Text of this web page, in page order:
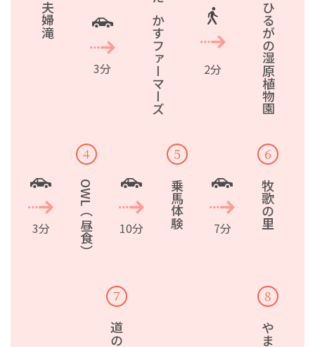
夫婦滝
3分 たかすファーマーズ 2分 ひるがの湿原植物園
3分
４
OWL（昼食） 10分
５
乗馬体験 7分
６
牧歌の里
７ ８